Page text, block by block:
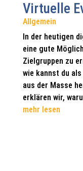
Virtuelle
Allgemein
In der heutigen
eine gute
Zielgruppen zu
wie kannst du
aus der Masse
erklären wir,
mehr lesen